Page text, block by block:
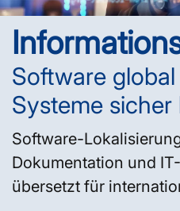
Software
Systeme sicher
Software-
Dokumentation und
übersetzt für